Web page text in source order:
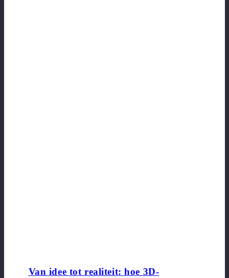
Van idee tot realiteit: hoe 3D-